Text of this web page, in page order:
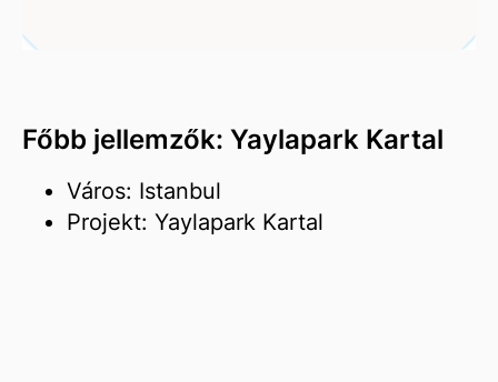
Főbb jellemzők: Yaylapark Kartal
Város: Istanbul
Projekt: Yaylapark Kartal